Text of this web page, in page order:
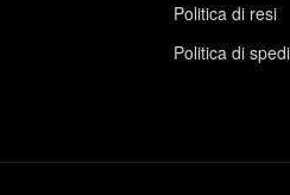
Politica di resi
Politica di